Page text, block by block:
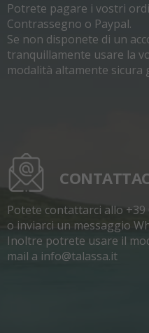
Potrete pagare i vostri
Contrassegno o Paypal.
Se non disponete di un
tranquillamente usare la
modalità altamente sicura
Potete contattarci allo +39
o inviarci un messaggio
Inoltre potrete usare il
mail a info@talassa.it